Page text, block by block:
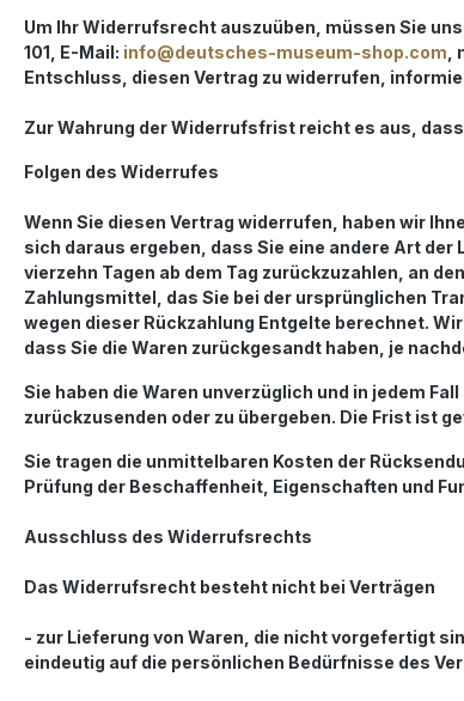
Um Ihr Widerrufsrecht auszuüben, müssen Sie
101, E-Mail: info@deutsches-museum-shop.com
Entschluss, diesen Vertrag zu widerrufen,
Zur Wahrung der Widerrufsfrist reicht es aus,
Folgen des Widerrufes
Wenn Sie diesen Vertrag widerrufen, haben wir
sich daraus ergeben, dass Sie eine andere Art
vierzehn Tagen ab dem Tag zurückzuzahlen, an
Zahlungsmittel, das Sie bei der ursprünglichen
wegen dieser Rückzahlung Entgelte berechnet.
dass Sie die Waren zurückgesandt haben, je
Sie haben die Waren unverzüglich und in jedem
zurückzusenden oder zu übergeben. Die Frist ist
Sie tragen die unmittelbaren Kosten der
Prüfung der Beschaffenheit, Eigenschaften und
Ausschluss des Widerrufsrechts
Das Widerrufsrecht besteht nicht bei Verträgen
- zur Lieferung von Waren, die nicht vorgefertigt
eindeutig auf die persönlichen Bedürfnisse des